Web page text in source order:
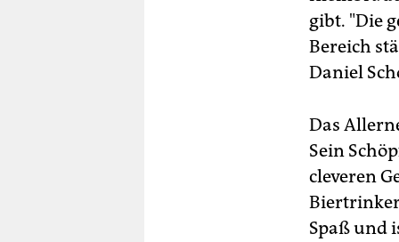
gibt. "Die
Bereich
Daniel
Das
Sein
cleveren
Spaß und